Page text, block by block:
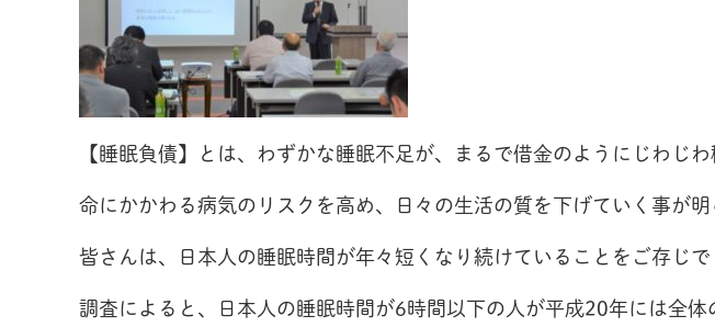
【睡眠負債】とは、わずかな睡眠不足が、まるで借金のようにじわじわ
命にかかわる病気のリスクを高め、日々の生活の質を下げていく事が明
皆さんは、日本人の睡眠時間が年々短くなり続けていることをご存じで
調査によると、日本人の睡眠時間が6時間以下の人が平成20年には全